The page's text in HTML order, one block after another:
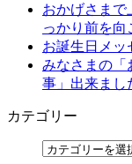
おかげさまで
っかり前を向
お誕生日メッ
みなさまの「
事」出来まし
カテゴリー